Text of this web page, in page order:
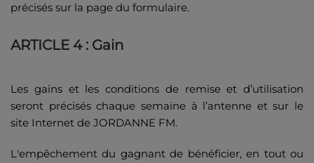
précisés sur la page du formulaire.
ARTICLE 4 : Gain
Les gains et les conditions de remise et d’utilisation
seront précisés chaque semaine à l’antenne et sur le
site Internet de JORDANNE FM.
L'empêchement du gagnant de bénéficier, en tout ou